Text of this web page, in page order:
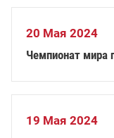
20 Мая 2024
Чемпионат мира
19 Мая 2024